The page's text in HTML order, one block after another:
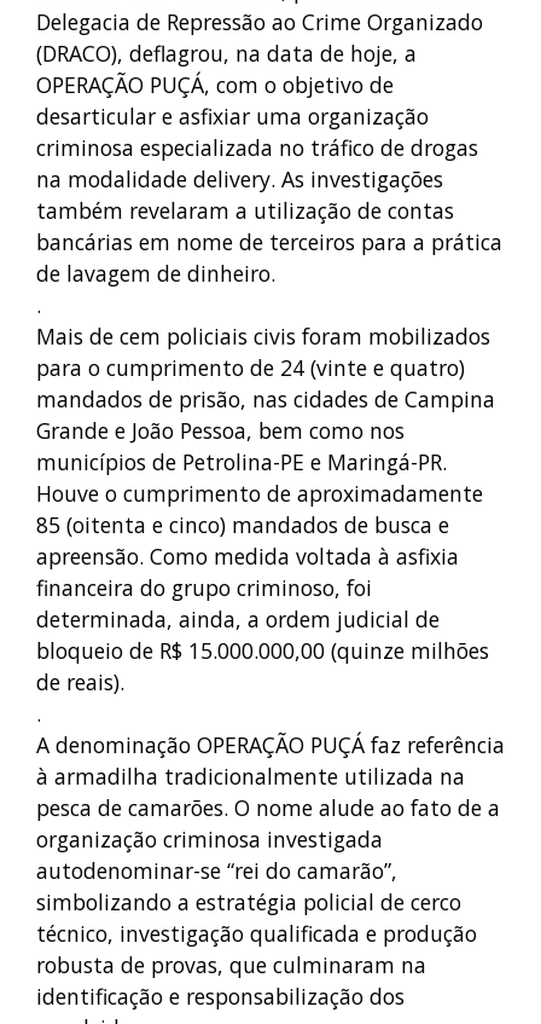
Delegacia de Repressão ao Crime Organizado
(DRACO), deflagrou, na data de hoje, a
OPERAÇÃO PUÇÁ, com o objetivo de
desarticular e asfixiar uma organização
criminosa especializada no tráfico de drogas
na modalidade delivery. As investigações
também revelaram a utilização de contas
bancárias em nome de terceiros para a prática
de lavagem de dinheiro.
.
Mais de cem policiais civis foram mobilizados
para o cumprimento de 24 (vinte e quatro)
mandados de prisão, nas cidades de Campina
Grande e João Pessoa, bem como nos
municípios de Petrolina-PE e Maringá-PR.
Houve o cumprimento de aproximadamente
85 (oitenta e cinco) mandados de busca e
apreensão. Como medida voltada à asfixia
financeira do grupo criminoso, foi
determinada, ainda, a ordem judicial de
bloqueio de R$ 15.000.000,00 (quinze milhões
de reais).
.
A denominação OPERAÇÃO PUÇÁ faz referência
à armadilha tradicionalmente utilizada na
pesca de camarões. O nome alude ao fato de a
organização criminosa investigada
autodenominar-se “rei do camarão”,
simbolizando a estratégia policial de cerco
técnico, investigação qualificada e produção
robusta de provas, que culminaram na
identificação e responsabilização dos